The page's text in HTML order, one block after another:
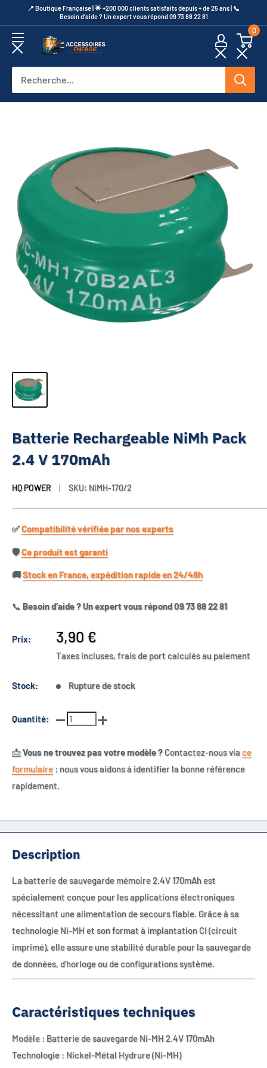
au
contenu
​📍​ Boutique Française | 🌟 +200 000 clients satisfaits depuis + de 25 ans | 📞​
Besoin d’aide ? Un expert vous répond 09 73 88 22 81
Accessoires
0
Batterie Rechargeable NiMh Pack
2.4 V 170mAh
HQ POWER SKU: NIMH-170/2
✅​Compatibilité vérifiée par nos experts
🛡️​Ce produit est garanti
🚚​Stock en France, expédition rapide en 24/48h
📞 Besoin d’aide ? Un expert vous répond 09 73 88 22 81
Prix:
Prix
réduit
3,90 €
Taxes incluses, frais de port calculés au paiement
Stock: Rupture de stock
Quantité:
📩Vous ne trouvez pas votre modèle ?Contactez-nous viace
formulaire : nous vous aidons à identifier la bonne référence
rapidement.
Description
La batterie de sauvegarde mémoire 2.4V 170mAh est
spécialement conçue pour les applications électroniques
nécessitant une alimentation de secours fiable. Grâce à sa
technologie Ni-MH et son format à implantation CI (circuit
imprimé), elle assure une stabilité durable pour la sauvegarde
de données, d’horloge ou de configurations système.
Caractéristiques techniques
Modèle : Batterie de sauvegarde Ni-MH 2.4V 170mAh
Technologie : Nickel-Métal Hydrure (Ni-MH)